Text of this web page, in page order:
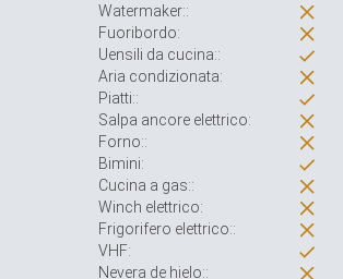
Watermaker::
Fuoribordo:
Uensili da cucina::
Aria condizionata:
Piatti::
Salpa ancore elettrico:
Forno::
Bimini:
Cucina a gas::
Winch elettrico:
Frigorifero elettrico::
VHF:
Nevera de hielo::